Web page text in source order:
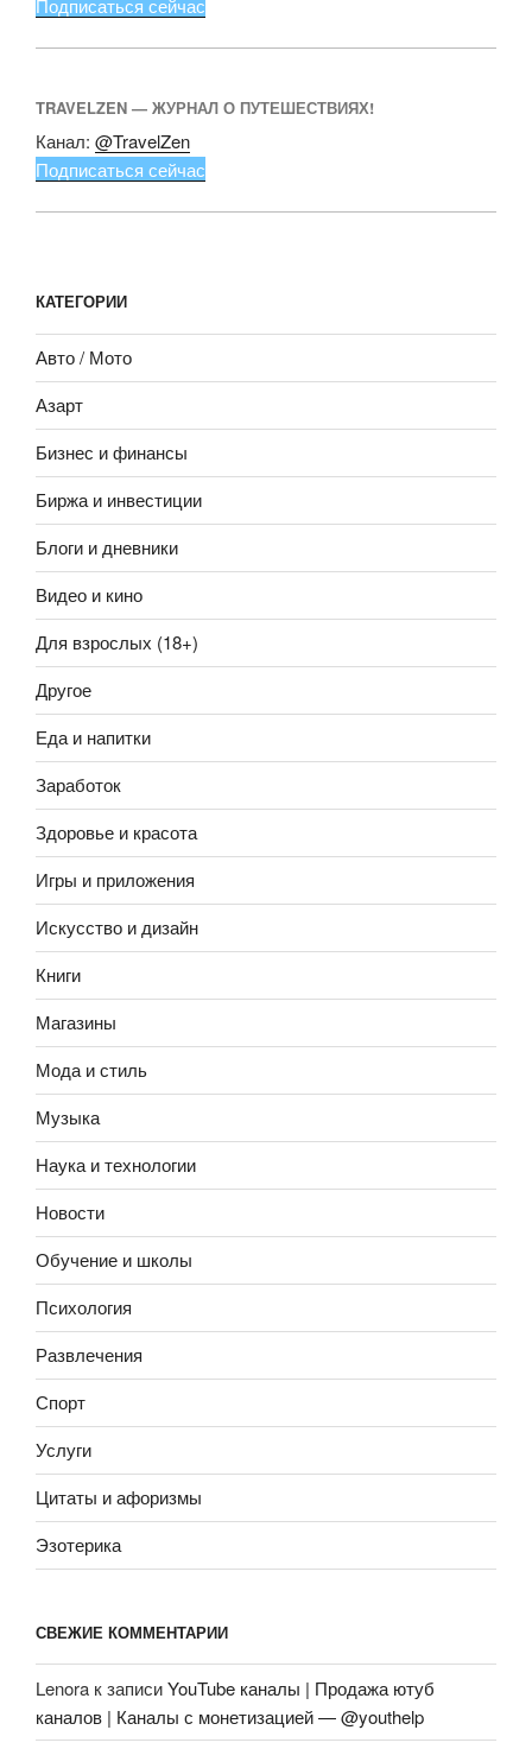
Подписаться сейчас
TRAVELZEN — ЖУРНАЛ О ПУТЕШЕСТВИЯХ!
Канал: @TravelZen
Подписаться сейчас
КАТЕГОРИИ
Авто / Мото
Азарт
Бизнес и финансы
Биржа и инвестиции
Блоги и дневники
Видео и кино
Для взрослых (18+)
Другое
Еда и напитки
Заработок
Здоровье и красота
Игры и приложения
Искусство и дизайн
Книги
Магазины
Мода и стиль
Музыка
Наука и технологии
Новости
Обучение и школы
Психология
Развлечения
Спорт
Услуги
Цитаты и афоризмы
Эзотерика
СВЕЖИЕ КОММЕНТАРИИ
Lenora к записиYouTube каналы | Продажа ютуб
каналов | Каналы с монетизацией — @youthelp